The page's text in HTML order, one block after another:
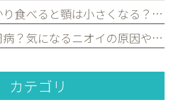
柔らかいものばかり食べると顎は小さくなる？子どもの歯並びとの関係を歯科医が解説｜宮原・さいたま市北区の歯医者
口臭の原因は歯周病？気になるニオイの原因や対策を歯科医が解説｜宮原・さいたま市北区の歯医者
カテゴリ